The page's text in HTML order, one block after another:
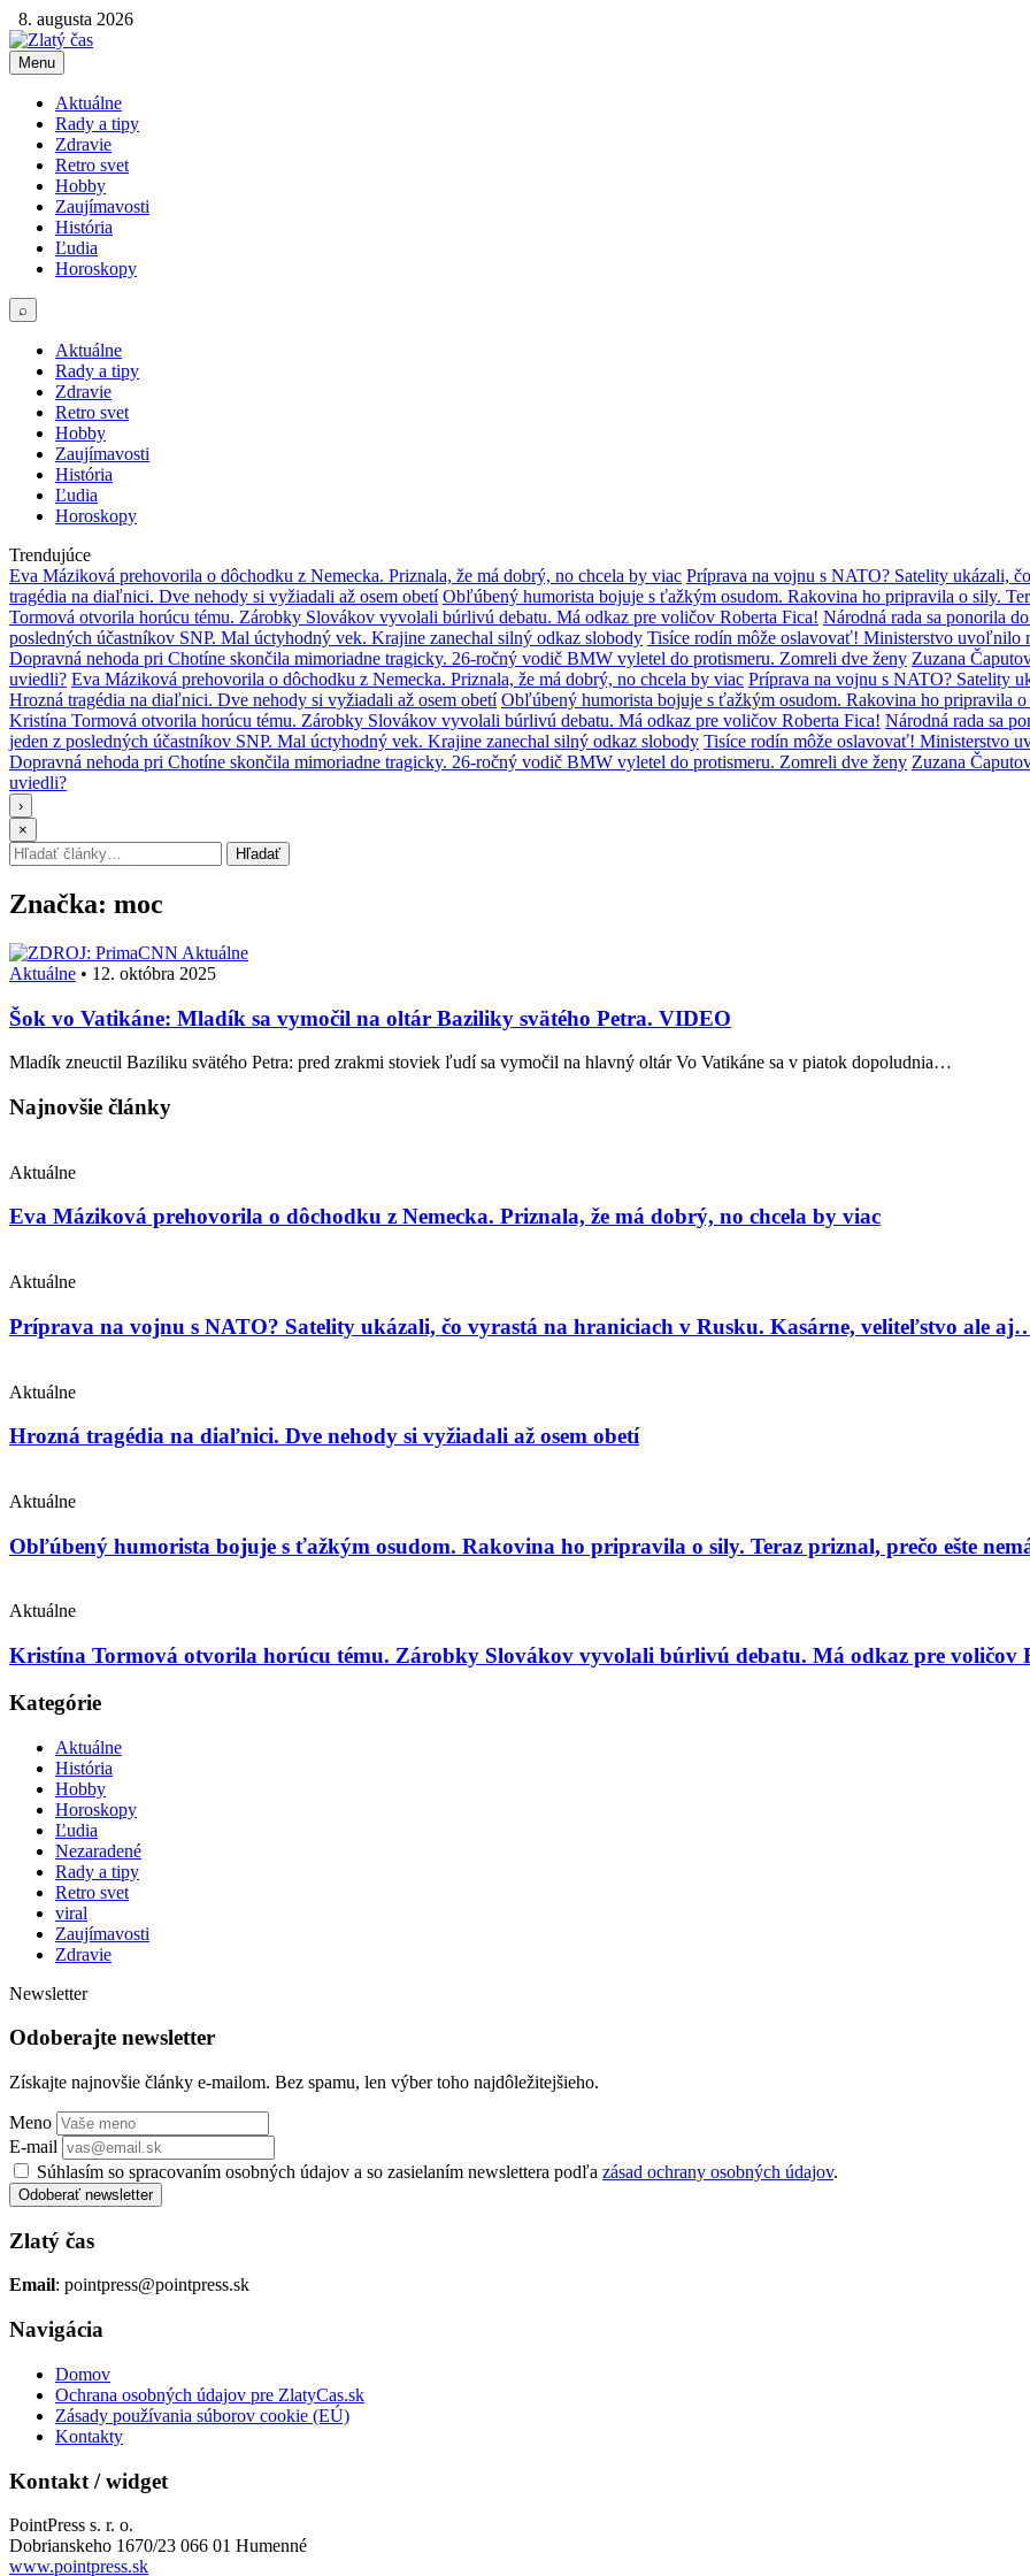
8. augusta 2026
Menu
Aktuálne
Rady a tipy
Zdravie
Retro svet
Hobby
Zaujímavosti
História
Ľudia
Horoskopy
⌕
Aktuálne
Rady a tipy
Zdravie
Retro svet
Hobby
Zaujímavosti
História
Ľudia
Horoskopy
Trendujúce
Eva Máziková prehovorila o dôchodku z Nemecka. Priznala, že má dobrý, no chcela by viac Príprava na vojnu s NATO? Satelity ukázali,
tragédia na diaľnici. Dve nehody si vyžiadali až osem obetí Obľúbený humorista bojuje s ťažkým osudom. Rakovina ho pripravila o sily.
Tormová otvorila horúcu tému. Zárobky Slovákov vyvolali búrlivú debatu. Má odkaz pre voličov Roberta Fica! Národná rada sa ponorila
posledných účastníkov SNP. Mal úctyhodný vek. Krajine zanechal silný odkaz slobody Tisíce rodín môže oslavovať! Ministerstvo
Dopravná nehoda pri Chotíne skončila mimoriadne tragicky. 26-ročný vodič BMW vyletel do protismeru. Zomreli dve ženy Zuzana
uviedli? Eva Máziková prehovorila o dôchodku z Nemecka. Priznala, že má dobrý, no chcela by viac Príprava na vojnu s NATO? Satelity
Hrozná tragédia na diaľnici. Dve nehody si vyžiadali až osem obetí Obľúbený humorista bojuje s ťažkým osudom. Rakovina ho pripravila
Kristína Tormová otvorila horúcu tému. Zárobky Slovákov vyvolali búrlivú debatu. Má odkaz pre voličov Roberta Fica! Národná rada sa
jeden z posledných účastníkov SNP. Mal úctyhodný vek. Krajine zanechal silný odkaz slobody Tisíce rodín môže oslavovať! Ministerstvo
Dopravná nehoda pri Chotíne skončila mimoriadne tragicky. 26-ročný vodič BMW vyletel do protismeru. Zomreli dve ženy Zuzana
uviedli?
›
×
Hľadať: Hľadať
Značka: moc
Aktuálne
Aktuálne • 12. októbra 2025
Šok vo Vatikáne: Mladík sa vymočil na oltár Baziliky svätého Petra. VIDEO
Mladík zneuctil Baziliku svätého Petra: pred zrakmi stoviek ľudí sa vymočil na hlavný oltár Vo Vatikáne sa v piatok dopoludnia…
Najnovšie články
Aktuálne
Eva Máziková prehovorila o dôchodku z Nemecka. Priznala, že má dobrý, no chcela by viac
Aktuálne
Príprava na vojnu s NATO? Satelity ukázali, čo vyrastá na hraniciach v Rusku. Kasárne, veliteľstvo ale
Aktuálne
Hrozná tragédia na diaľnici. Dve nehody si vyžiadali až osem obetí
Aktuálne
Obľúbený humorista bojuje s ťažkým osudom. Rakovina ho pripravila o sily. Teraz priznal, prečo ešte
Aktuálne
Kristína Tormová otvorila horúcu tému. Zárobky Slovákov vyvolali búrlivú debatu. Má odkaz pre voličov
Kategórie
Aktuálne
História
Hobby
Horoskopy
Ľudia
Nezaradené
Rady a tipy
Retro svet
viral
Zaujímavosti
Zdravie
Newsletter
Odoberajte newsletter
Získajte najnovšie články e-mailom. Bez spamu, len výber toho najdôležitejšieho.
Meno
E-mail
Súhlasím so spracovaním osobných údajov a so zasielaním newslettera podľa zásad ochrany osobných údajov.
Odoberať newsletter
Zlatý čas
Email: pointpress@pointpress.sk
Navigácia
Domov
Ochrana osobných údajov pre ZlatyCas.sk
Zásady používania súborov cookie (EÚ)
Kontakty
Kontakt / widget
PointPress s. r. o.
Dobrianskeho 1670/23 066 01 Humenné
www.pointpress.sk